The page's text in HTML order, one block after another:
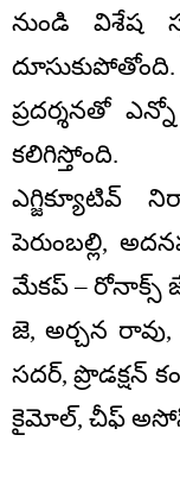
నుండి విశేష
ప్రదర్శనతో
కలిగిస్తోంది.
ఎగ్జిక్యూటివ్
పెరుంబల్లి,
మేకప్ – రోనాక్స్
జె, అర్చన
సదర్, ప్రొడక్షన్
కైమోల్, చీఫ్